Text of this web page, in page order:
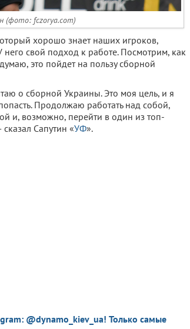
(фото: fczorya.com)
хорошо знает наших игроков,
свой подход к работе. Посмотрим, как
это пойдет на пользу сборной
о сборной Украины. Это моя цель, и я
Продолжаю работать над собой,
и, возможно, перейти в один из топ-
Сапутин «УФ».
@dynamo_kiev_ua! Только самые